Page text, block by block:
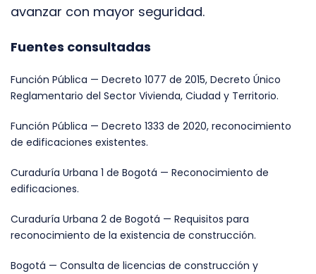
avanzar con mayor seguridad.
Fuentes consultadas
Función Pública — Decreto 1077 de 2015, Decreto Único
Reglamentario del Sector Vivienda, Ciudad y Territorio.
Función Pública — Decreto 1333 de 2020, reconocimiento
de edificaciones existentes.
Curaduría Urbana 1 de Bogotá — Reconocimiento de
edificaciones.
Curaduría Urbana 2 de Bogotá — Requisitos para
reconocimiento de la existencia de construcción.
Bogotá — Consulta de licencias de construcción y